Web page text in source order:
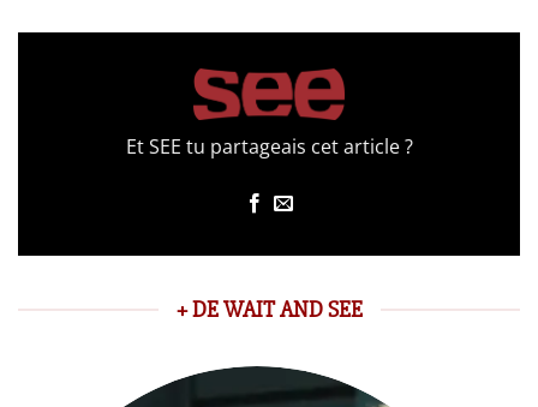
Et SEE tu partageais cet article ?
+ DE WAIT AND SEE